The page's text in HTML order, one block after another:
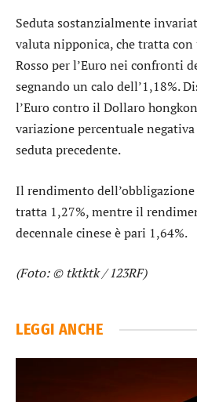
Seduta sostanzialmente
valuta nipponica, che tratta
Rosso per l’Euro nei confronti
segnando un calo dell’1,18%.
l’Euro contro il Dollaro
variazione percentuale
seduta precedente.
Il rendimento dell’obbligazione
tratta 1,27%, mentre il
decennale cineseè pari 1,64%.
(Foto: © tktktk / 123RF)
LEGGI ANCHE